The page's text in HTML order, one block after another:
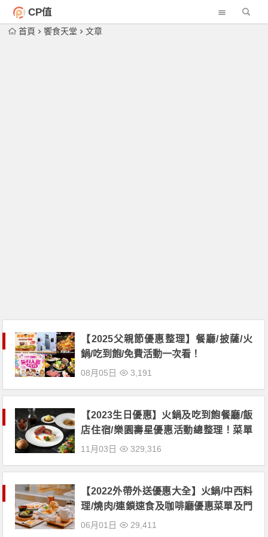
CP值
首頁 饗食天堂 文章
【2025父親節優惠整理】餐廳/披薩/火
鍋/吃到飽/免費活動一次看！
08月05日 3,191
【2023生日優惠】火鍋及吃到飽餐廳/飯
店住宿/樂園壽星優惠活動總整理！菜單
及門市地點一起看
11月03日 329,316
【2022外帶外送優惠大全】火鍋/中西料
理/燒肉/連鎖速食及咖啡廳優惠菜單及門
市一次看
06月01日 29,411